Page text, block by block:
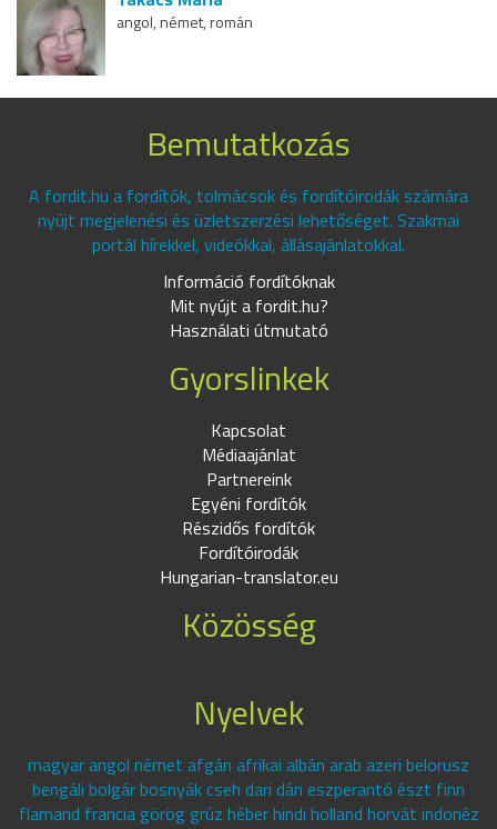
angol, német, román
Bemutatkozás
A fordit.hu a fordítók, tolmácsok és fordítóirodák számára
nyújt megjelenési és üzletszerzési lehetőséget. Szakmai
portál hírekkel, videókkal, állásajánlatokkal.
Információ fordítóknak
Mit nyújt a fordit.hu?
Használati útmutató
Gyorslinkek
Kapcsolat
Médiaajánlat
Partnereink
Egyéni fordítók
Részidős fordítók
Fordítóirodák
Hungarian-translator.eu
Közösség
Nyelvek
magyar angol német afgán afrikai albán arab azeri belorusz
bengáli bolgár bosnyák cseh dari dán eszperantó észt finn
flamand francia görög grúz héber hindi holland horvát indonéz